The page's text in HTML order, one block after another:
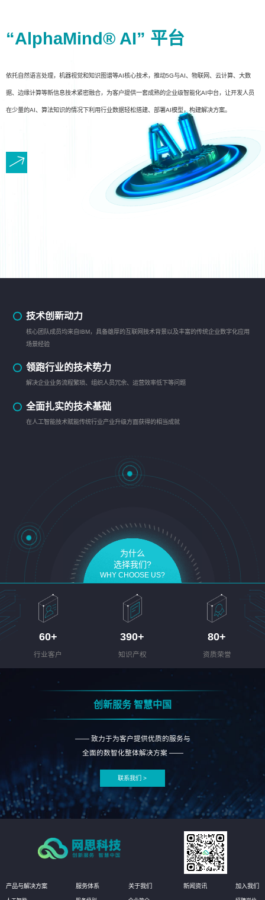
“AlphaMind® AI” 平台
依托自然语言处理，机器视觉和知识图谱等AI核心技术，推动5G与AI、物联网、云计算、大数
据、边缘计算等新信息技术紧密融合，为客户提供一套成熟的企业级智能化AI中台，让开发人员
在少量的AI、算法知识的情况下利用行业数据轻松搭建、部署AI模型，构建解决方案。
技术创新动力
核心团队成员均来自IBM，具备雄厚的互联网技术背景以及丰富的传统企业数字化应用
场景经验
领跑行业的技术势力
解决企业业务流程繁琐、组织人员冗余、运营效率低下等问题
全面扎实的技术基础
在人工智能技术赋能传统行业产业升级方面获得的相当成就
为什么
选择我们?
WHY CHOOSE US?
60+
行业客户
390+
知识产权
80+
资质荣誉
创新服务 智慧中国
—— 致力于为客户提供优质的服务与
全面的数智化整体解决方案 ——
联系我们 >
产品与解决方案 服务体系 关于我们 新闻资讯 加入我们